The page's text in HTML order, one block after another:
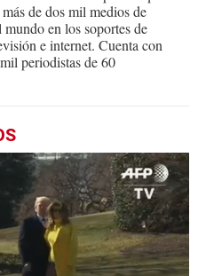
de dos mil medios de
en los soportes de
e internet. Cuenta con
periodistas de 60